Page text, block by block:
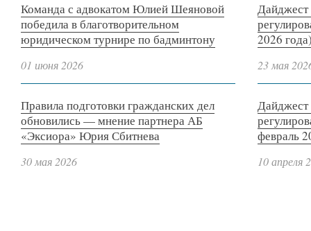
Команда с адвокатом Юлией Шеяновой
победила в благотворительном
юридическом турнире по бадминтону
01 июня 2026
Правила подготовки гражданских дел
обновились — мнение партнера АБ
«Эксиора» Юрия Сбитнева
30 мая 2026
Дайджест
2026
23 мая
Дайджест
февраль
10 апреля